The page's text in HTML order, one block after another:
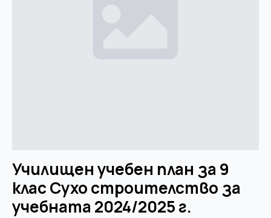
Училищен учебен план за 9
клас Сухо строителство за
учебната 2024/2025 г.